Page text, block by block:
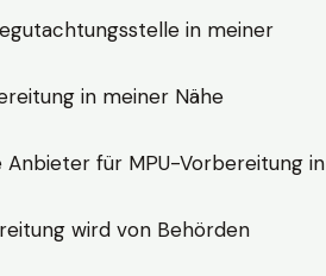
in meiner
in meiner Nähe
Anbieter für MPU-Vorbereitung in
wird von Behörden